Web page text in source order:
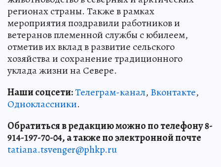
регионах страны. Также в рамках
мероприятия поздравили работников и
ветеранов племенной службы с юбилеем,
отметив их вклад в развитие сельского
хозяйства и сохранение традиционного
уклада жизни на Севере.
Наши соцсети:Телеграм-канал, Вконтакте,
Одноклассники.
Обратиться в редакцию можно по телефону 8-
914-197-70-04, а также по электронной почте
tatiana.tsvenger@phkp.ru